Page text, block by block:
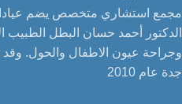
مجمع استشاري متخصص يضم
الدكتور أحمد حسان البطل
وجراحة عيون الاطفال والحول.
جدة عام 2010